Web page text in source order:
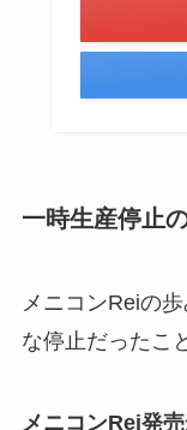
一時生産停止
メニコンReiの
な停止だったこ
メニコンRei発